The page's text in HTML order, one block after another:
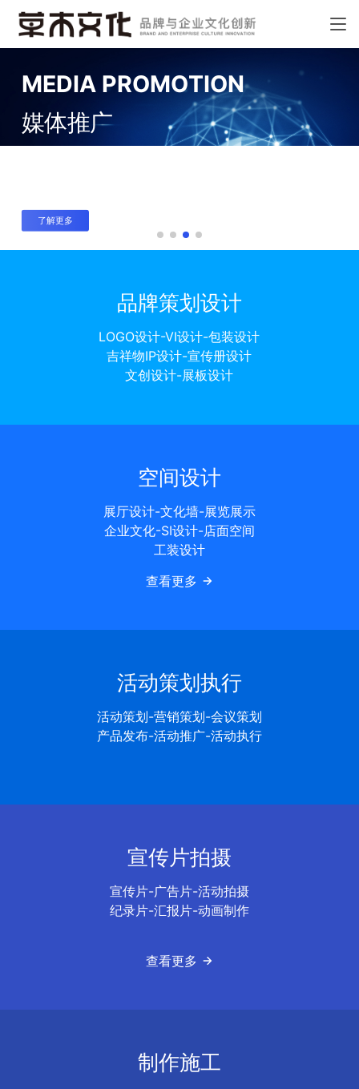
MEDIA PROMOTION
媒体推广
了解更多
品牌策划设计
LOGO设计-VI设计-包装设计
吉祥物IP设计-宣传册设计
文创设计-展板设计
空间设计
展厅设计-文化墙-展览展示
企业文化-SI设计-店面空间
工装设计
查看更多
活动策划执行
活动策划-营销策划-会议策划
产品发布-活动推广-活动执行
宣传片拍摄
宣传片-广告片-活动拍摄
纪录片-汇报片-动画制作
查看更多
制作施工